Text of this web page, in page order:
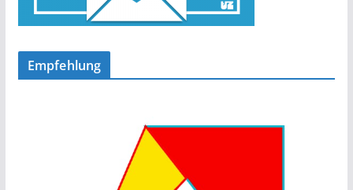
Empfehlung